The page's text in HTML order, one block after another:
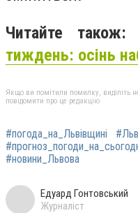
Читайте також:
тиждень: осінь
Якщо ви помітили помилку, виділіть
повідомити про це редакцію
#погода_на_Львівщині
#новини_Львова
Едуард Гонтовський
Журналіст